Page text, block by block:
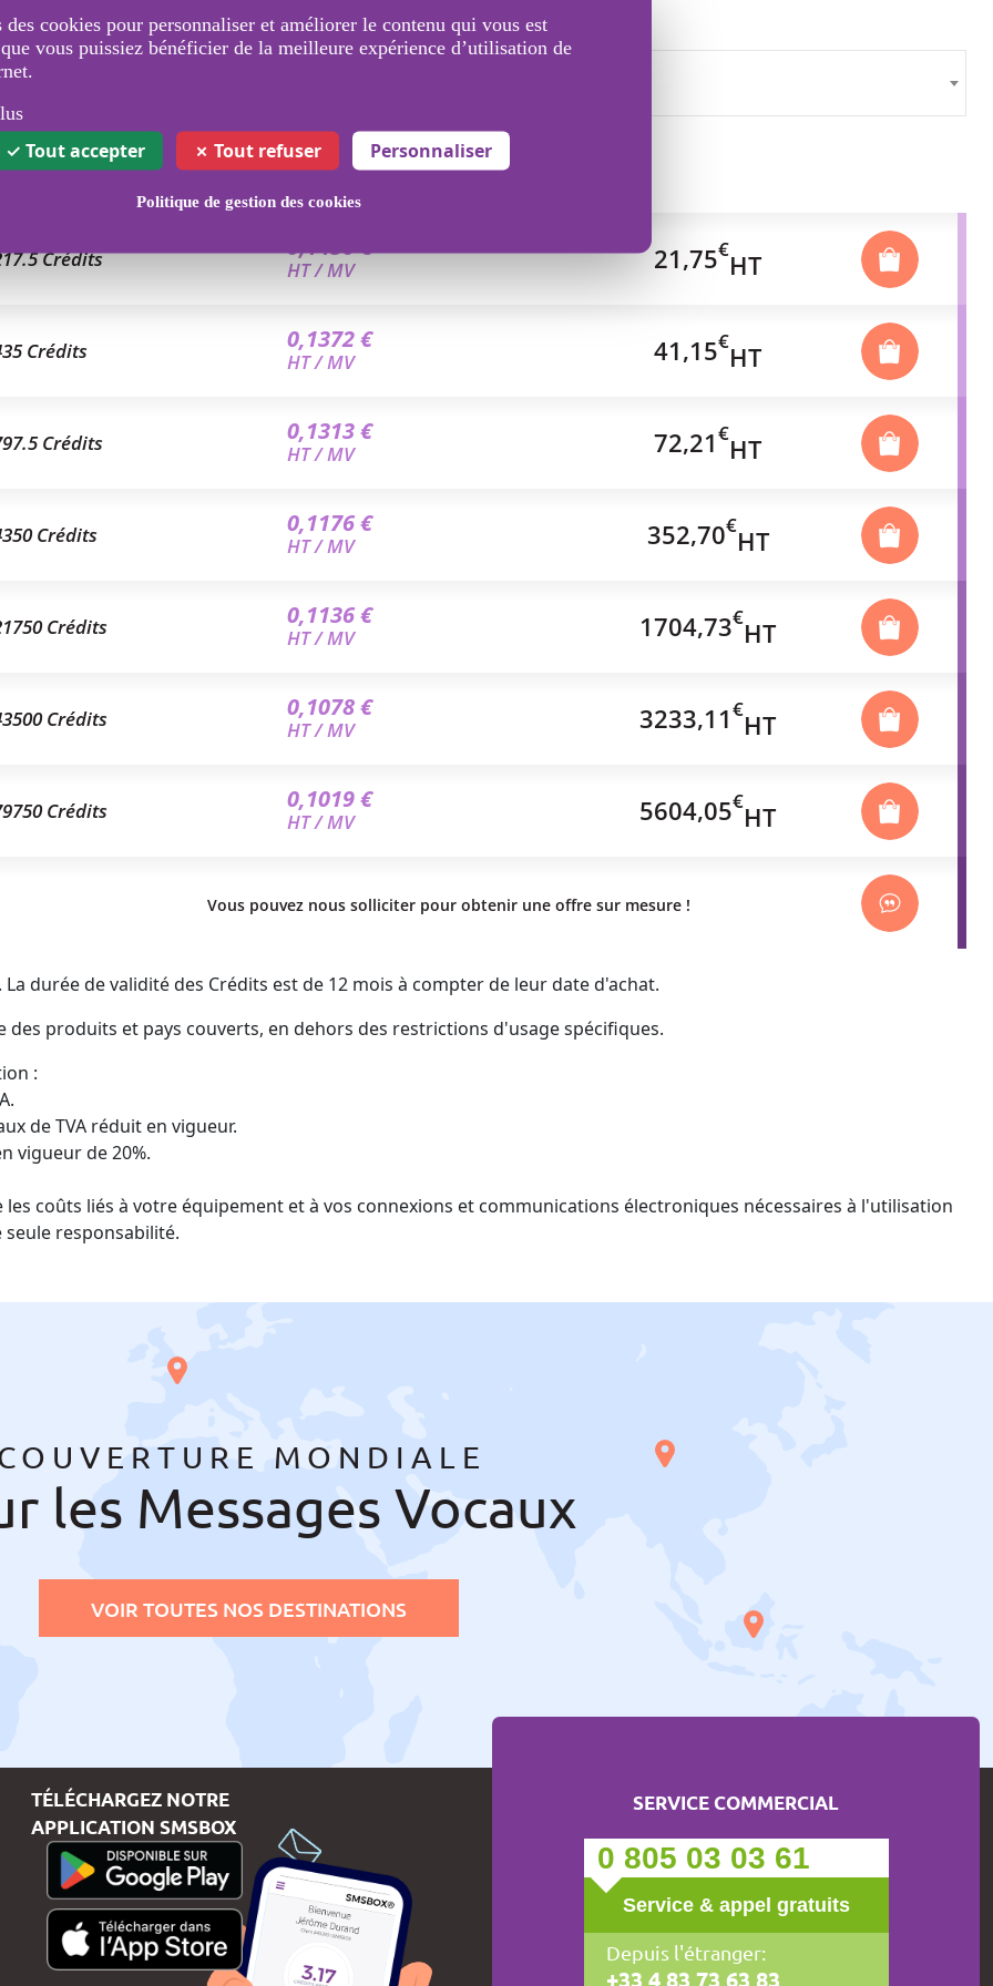
cookies pour personnaliser et améliorer le contenu qui vous est
vous puissiez bénéficier de la meilleure expérience d’utilisation de
Tout accepter Tout refuser Personnaliser
Politique de gestion des cookies
Française
Crédits 0,1450 €
HT / MV 21,75€HT
Crédits 0,1372 €
HT / MV 41,15€HT
Crédits 0,1313 €
HT / MV 72,21€HT
Crédits 0,1176 €
HT / MV 352,70€HT
Crédits 0,1136 €
HT / MV 1704,73€HT
Crédits 0,1078 €
HT / MV 3233,11€HT
Crédits 0,1019 €
HT / MV 5604,05€HT
Vous pouvez nous solliciter pour obtenir une offre sur mesure !
durée de validité des Crédits est de 12 mois à compter de leur date d'achat.
produits et pays couverts, en dehors des restrictions d'usage spécifiques.
:
de TVA réduit en vigueur.
vigueur de 20%.
coûts liés à votre équipement et à vos connexions et communications électroniques nécessaires à l'utilisation
responsabilité.
MONDIALE
les Messages Vocaux
VOIR TOUTES NOS DESTINATIONS
TÉLÉCHARGEZ NOTRE
APPLICATION SMSBOX
SERVICE COMMERCIAL
0 805 03 03 61
Service & appel gratuits
Depuis l'étranger:
+33 4 83 73 63 83